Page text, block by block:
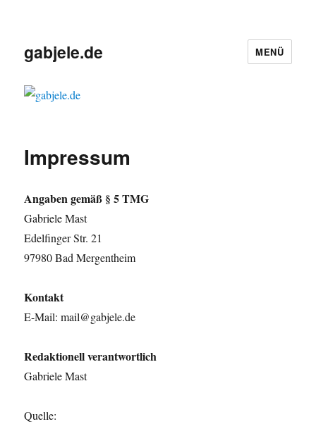
gabjele.de MENÜ
Impressum
Angaben gemäß § 5 TMG
Gabriele Mast
Edelfinger Str. 21
97980 Bad Mergentheim
Kontakt
E-Mail: mail@gabjele.de
Redaktionell verantwortlich
Gabriele Mast
Quelle: